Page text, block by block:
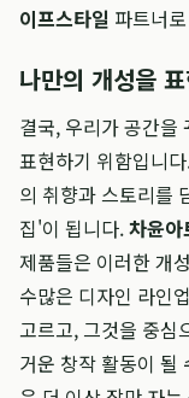
이프스타일 파트너
나만의 개성을
결국, 우리가 공간을
표현하기 위함입니
의 취향과 스토리를
집'이 됩니다.차윤아
제품들은 이러한 개
수많은 디자인 라인
고르고, 그것을 중심
거운 창작 활동이 될